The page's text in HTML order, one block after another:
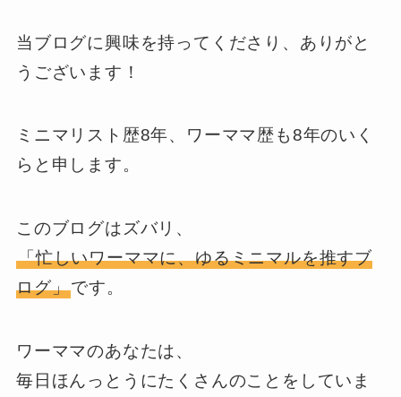
当ブログに興味を持ってくださり、ありがと
うございます！
ミニマリスト歴8年、ワーママ歴も8年のいく
らと申します。
このブログはズバリ、
「忙しいワーママに、ゆるミニマルを推すブ
ログ」です。
ワーママのあなたは、
毎日ほんっとうにたくさんのことをしていま